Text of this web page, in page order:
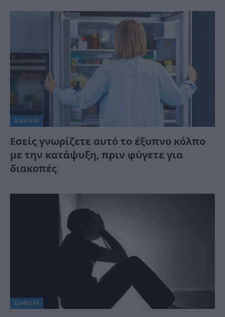
ΔΙΆΦΟΡΑ
Εσείς γνωρίζετε αυτό το έξυπνο κόλπο
με την κατάψυξη, πριν φύγετε για
διακοπές
ΔΙΆΦΟΡΑ